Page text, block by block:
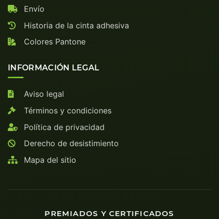
Envío
Historia de la cinta adhesiva
Colores Pantone
INFORMACIÓN LEGAL
Aviso legal
Términos y condiciones
Política de privacidad
Derecho de desistimiento
Mapa del sitio
PREMIADOS Y CERTIFICADOS